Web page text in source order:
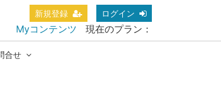
新規登録 ログイン
Myコンテンツ 現在のプラン：
合せ